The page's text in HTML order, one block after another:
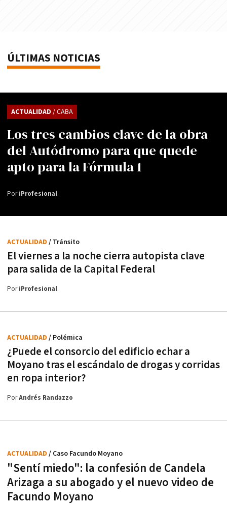
ÚLTIMAS NOTICIAS
Los tres cambios clave de la obra
del Autódromo para que quede
apto para la Fórmula 1
ACTUALIDAD / CABA
PoriProfesional
El viernes a la noche cierra autopista clave
para salida de la Capital Federal
ACTUALIDAD / Tránsito
PoriProfesional
¿Puede el consorcio del edificio echar a
Moyano tras el escándalo de drogas y corridas
en ropa interior?
ACTUALIDAD / Polémica
PorAndrés Randazzo
"Sentí miedo": la confesión de Candela
Arizaga a su abogado y el nuevo video de
Facundo Moyano
ACTUALIDAD / Caso Facundo Moyano